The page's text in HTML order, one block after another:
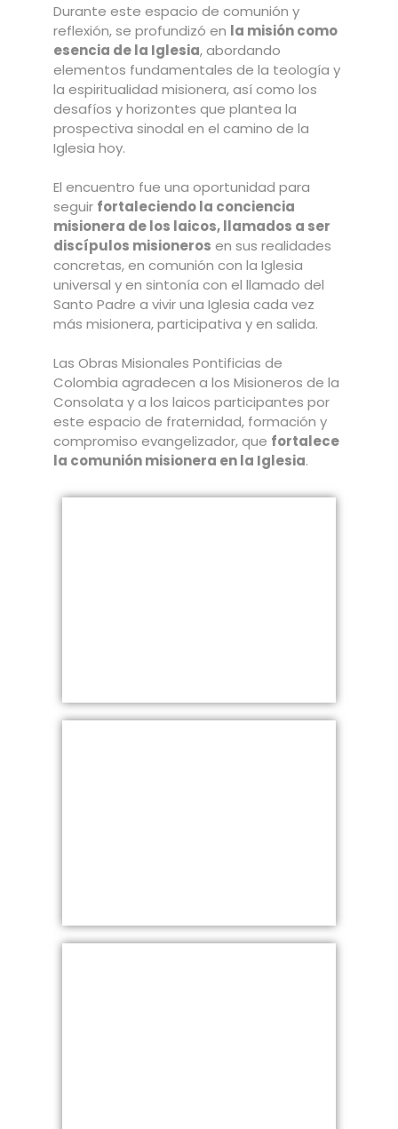
Durante este espacio de comunión y
reflexión, se profundizó en la misión como
esencia de la Iglesia, abordando
elementos fundamentales de la teología y
la espiritualidad misionera, así como los
desafíos y horizontes que plantea la
prospectiva sinodal en el camino de la
Iglesia hoy.
El encuentro fue una oportunidad para
seguir fortaleciendo la conciencia
misionera de los laicos, llamados a ser
discípulos misioneros en sus realidades
concretas, en comunión con la Iglesia
universal y en sintonía con el llamado del
Santo Padre a vivir una Iglesia cada vez
más misionera, participativa y en salida.
Las Obras Misionales Pontificias de
Colombia agradecen a los Misioneros de la
Consolata y a los laicos participantes por
este espacio de fraternidad, formación y
compromiso evangelizador, que fortalece
la comunión misionera en la Iglesia.